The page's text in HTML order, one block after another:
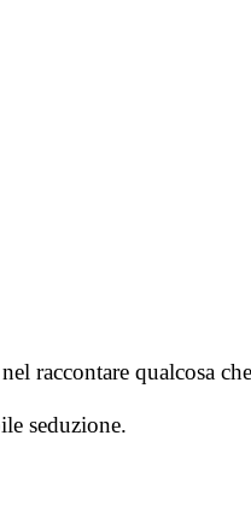
raccontare qualcosa
seduzione.